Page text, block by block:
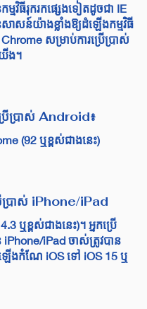
កម្មវិធីរុករកផ្សេងទៀតដូចជា IE
ាសន៍យ៉ាងខ្លាំងឱ្យដំឡើងកម្មវិធី
សម្រាប់ការប្រើប្រាស់
ើង។
ើប្រាស់ Android៖
(92 ឬខ្ពស់ជាងនេះ)
ើប្រាស់ iPhone/iPad
ឬខ្ពស់ជាងនេះ)។ អ្នកប្រើ
iPad ចាស់ត្រូវបាន
ងកំណែ iOS ទៅ iOS 15 ឬ